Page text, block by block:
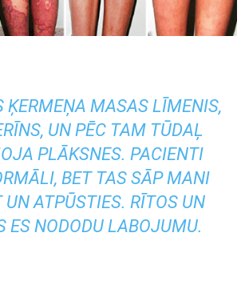
ĶERMEŅA MASAS LĪMENIS,
UN PĒC TAM TŪDAĻ
PLĀKSNES. PACIENTI
BET TAS SĀP MANI
UN ATPŪSTIES. RĪTOS UN
ES NODODU LABOJUMU.